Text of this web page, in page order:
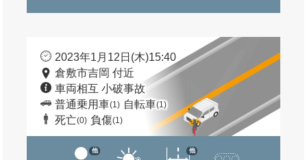
2023年1月12日(木)15:40
倉敷市吉岡 付近
車両相互 小破事故
普通乗用車(1) 自転車(1)
死亡(0) 負傷(1)
他 他